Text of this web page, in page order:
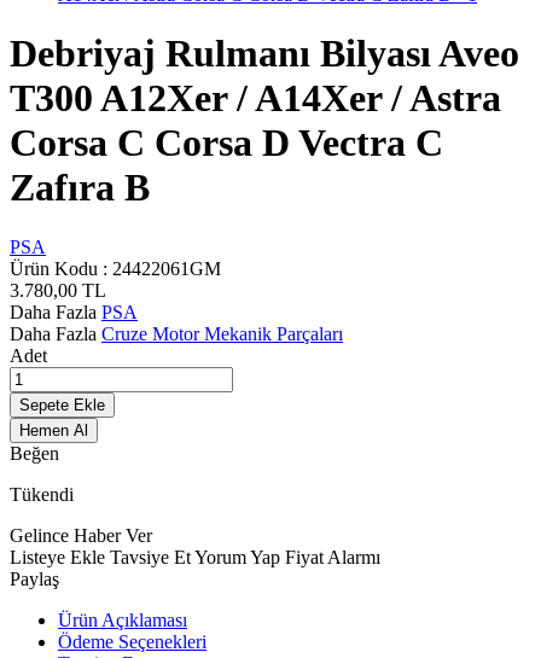
Debriyaj Rulmanı Bilyası Aveo
T300 A12Xer / A14Xer / Astra
Corsa C Corsa D Vectra C
Zafıra B
PSA
Ürün Kodu : 24422061GM
3.780,00 TL
Daha Fazla PSA
Daha Fazla Cruze Motor Mekanik Parçaları
Adet
Sepete Ekle
Hemen Al
Beğen
Tükendi
Gelince Haber Ver
Listeye Ekle Tavsiye EtYorum Yap Fiyat Alarmı
Paylaş
Ürün Açıklaması
Ödeme Seçenekleri